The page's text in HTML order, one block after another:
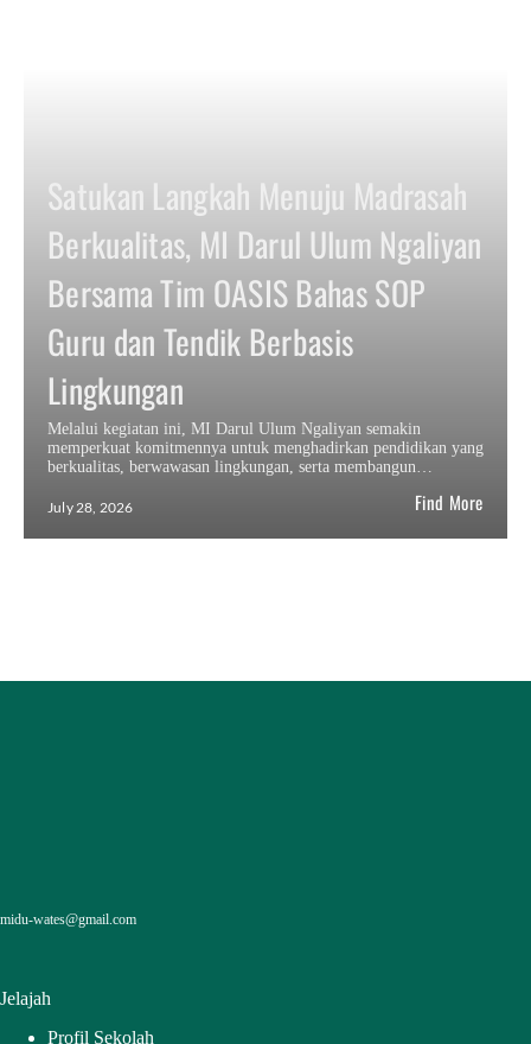
Satukan Langkah Menuju Madrasah
Berkualitas, MI Darul Ulum Ngaliyan
Bersama Tim OASIS Bahas SOP
Guru dan Tendik Berbasis
Lingkungan
Melalui kegiatan ini, MI Darul Ulum Ngaliyan semakin
memperkuat komitmennya untuk menghadirkan pendidikan yang
berkualitas, berwawasan lingkungan, serta membangun…
July 28, 2026 Find More
midu-wates@gmail.com
Jelajah
Profil Sekolah